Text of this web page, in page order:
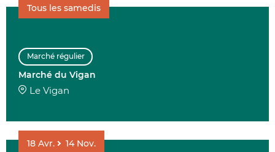
Marché régulier
Marché du Vigan
Le Vigan
Tous les samedis
18 Avr. 14 Nov.